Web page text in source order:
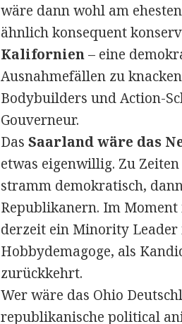
wäre dann wohl am
ähnlich konsequent
Kalifornien– eine
Ausnahmefällen zu
Bodybuilders und Action-
Gouverneur.
DasSaarland wäre das
etwas eigenwillig. Zu
stramm demokratisch,
Republikanern. Im Moment
derzeit ein Minority
Hobbydemagoge, als
zurückkehrt.
Wer wäre das Ohio
republikanische political